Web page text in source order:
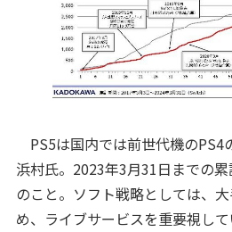
PS5は国内では前世代機のPS4
浜村氏。2023年3月31日までの
のこと。ソフト戦略としては、
め、ライブサービスを重要視し